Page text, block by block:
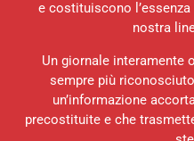
e costituiscono
nostra
Un giornale interamente
sempre più
un’informazione
precostituite e che